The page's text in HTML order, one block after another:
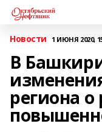
Новости 1 ИЮНЯ 2020,
В
региона